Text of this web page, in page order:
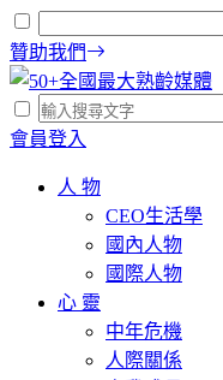
贊助我們
會員登入
人 物
CEO生活學
國內人物
國際人物
心 靈
中年危機
人際關係